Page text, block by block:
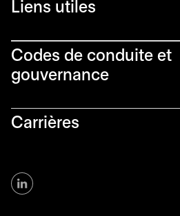
Liens utiles​
Codes de conduite et
gouvernance
Carrières